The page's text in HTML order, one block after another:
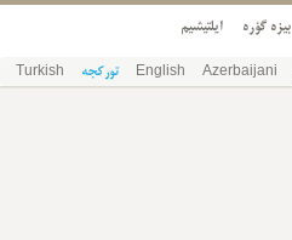
بیزه گؤره ایلتیشیم
Azerbaijani
English تورکجه Turkish